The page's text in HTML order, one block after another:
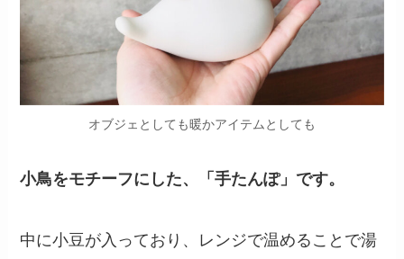
オブジェとしても暖かアイテムとしても
小鳥をモチーフにした、「手たんぽ」です。
中に小豆が入っており、レンジで温めることで湯